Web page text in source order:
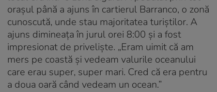
orașul până a ajuns în cartierul Barranco, o zonă
cunoscută, unde stau majoritatea turiștilor. A
ajuns dimineața în jurul orei 8:00 și a fost
impresionat de priveliște. „Eram uimit că am
mers pe coastă și vedeam valurile oceanului
care erau super, super mari. Cred că era pentru
a doua oară când vedeam un ocean.”